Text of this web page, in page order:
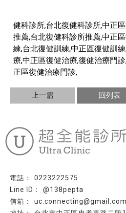
健科診所,台北復健科診所,中正
推薦,台北復健科診所推薦,中正
練,台北復健訓練,中正區復健訓
療,中正區復健治療,復健治療門
正區復健治療門診,
上一篇 回列表
0223222575
@138pepta
uc.connecting@gmail.com